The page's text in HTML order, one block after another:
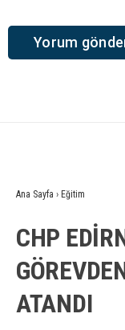
Ana Sayfa › Eğitim
CHP
ATANDI